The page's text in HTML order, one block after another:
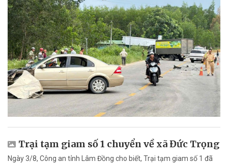
Trại tạm giam số 1 chuyển về xã Đức Trọng
Ngày 3/8, Công an tỉnh Lâm Đồng cho biết, Trại tạm giam số 1 đã